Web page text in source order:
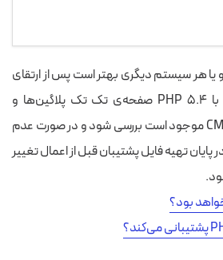
یا هر سیستم دیگری بهتر است پس از ارتقای
نسخه CMS برای سازگاری با PHP 5.4 صفحه‌ی تک تک پلاگین‌ها و
اکستنشن‌ها که در سایت CMS موجود است بررسی شود و در صورت عدم
تهیه فایل پشتیبان قبل از اعمال تغییر